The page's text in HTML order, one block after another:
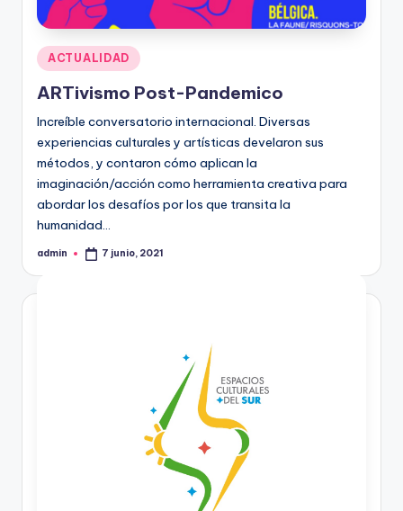
Publicado
en
ACTUALIDAD
ARTivismo Post-Pandemico
Increíble conversatorio internacional. Diversas
experiencias culturales y artísticas develaron sus
métodos, y contaron cómo aplican la
imaginación/acción como herramienta creativa para
abordar los desafíos por los que transita la
humanidad…
Publicado
admin 7 junio, 2021